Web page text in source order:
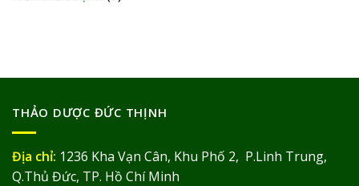
THẢO DƯỢC ĐỨC THỊNH
Địa chỉ: 1236 Kha Vạn Cân, Khu Phố 2, P.Linh Trung,
Q.Thủ Đức, TP. Hồ Chí Minh